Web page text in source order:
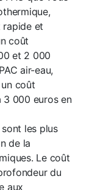
rapide et
coût
et 2 000
air-eau,
coût
3 000 euros en
les plus
de la
Le coût
du
aux